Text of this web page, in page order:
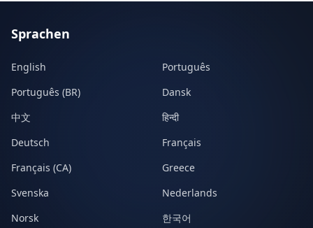
Sprachen
English
Português
Português (BR)
Dansk
中文
हिन्दी
Deutsch
Français
Français (CA)
Greece
Svenska
Nederlands
Norsk
한국어